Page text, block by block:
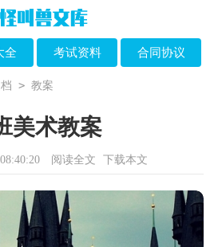
全 考试资料 合同协议
> 教案
美术教案
阅读全文 下载本文